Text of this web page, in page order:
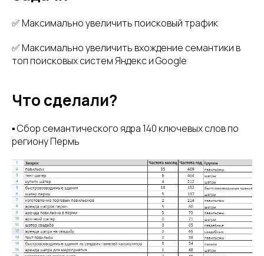
✅ Максимально увеличить поисковый трафик
✅ Максимально увеличить вхождение семантики в
топ поисковых систем Яндекс и Google
Что сделали?
▪️ Сбор семантического ядра 140 ключевых слов по
региону Пермь